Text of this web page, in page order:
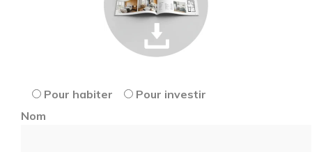
Pour habiter
Pour investir
Nom